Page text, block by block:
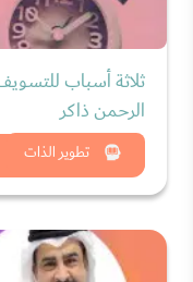
تطوير الذات
ثلاثة أسباب
الرحمن ذاكر
شاهد الان